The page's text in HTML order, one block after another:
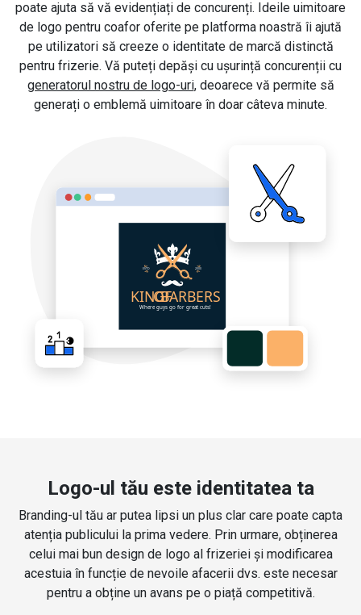
poate ajuta să vă evidențiați de concurenți. Ideile uimitoare
de logo pentru coafor oferite pe platforma noastră îi ajută
pe utilizatori să creeze o identitate de marcă distinctă
pentru frizerie. Vă puteți depăși cu ușurință concurenții cu
generatorul nostru de logo-uri, deoarece vă permite să
generați o emblemă uimitoare în doar câteva minute.
Logo-ul tău este identitatea ta
Branding-ul tău ar putea lipsi un plus clar care poate capta
atenția publicului la prima vedere. Prin urmare, obținerea
celui mai bun design de logo al frizeriei și modificarea
acestuia în funcție de nevoile afacerii dvs. este necesar
pentru a obține un avans pe o piață competitivă.